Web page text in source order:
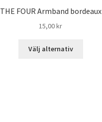
THE FOUR Armband bordeaux
15,00kr
Välj alternativ